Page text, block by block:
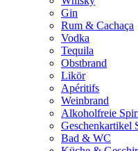
Gin
Rum & Cachaça
Vodka
Tequila
Obstbrand
Likör
Apéritifs
Weinbrand
Alkoholfreie
Geschenkartikel
Bad & WC